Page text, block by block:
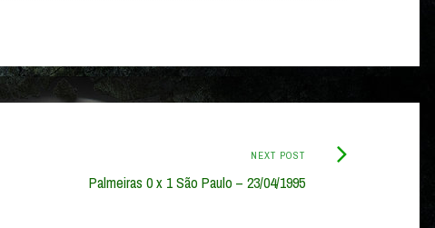
NEXT POST
Palmeiras 0 x 1 São Paulo – 23/04/1995
Next